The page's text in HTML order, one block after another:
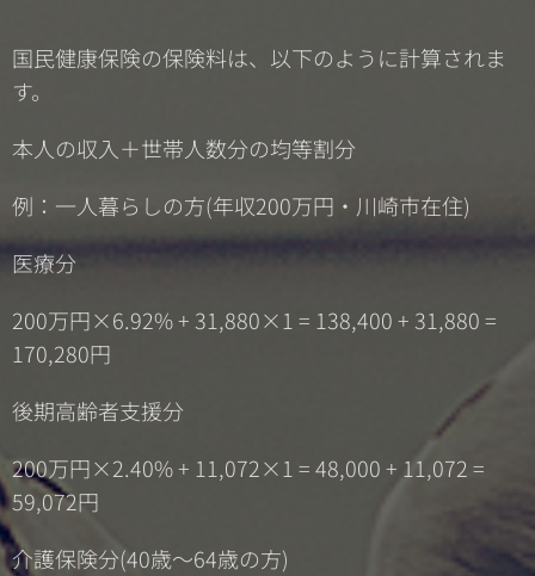
国民健康保険の保険料は、以下のように計算されま
す。
本人の収入＋世帯人数分の均等割分
例：一人暮らしの方(年収200万円・川崎市在住)
医療分
200万円×6.92% + 31,880×1 = 138,400 + 31,880 =
170,280円
後期高齢者支援分
200万円×2.40% + 11,072×1 = 48,000 + 11,072 =
59,072円
介護保険分(40歳～64歳の方)